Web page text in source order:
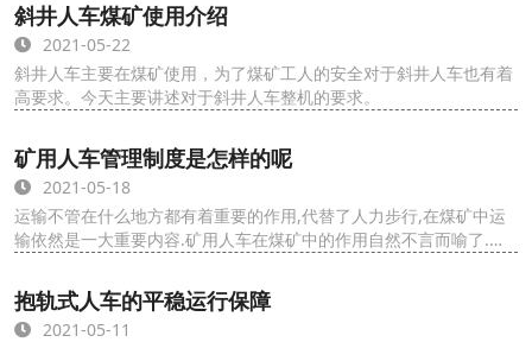
斜井人车煤矿使用介绍
2021-05-22
斜井人车主要在煤矿使用，为了煤矿工人的安全对于斜井人车也有着
高要求。今天主要讲述对于斜井人车整机的要求。
矿用人车管理制度是怎样的呢
2021-05-18
运输不管在什么地方都有着重要的作用,代替了人力步行,在煤矿中运
输依然是一大重要内容.矿用人车在煤矿中的作用自然不言而喻了.那
抱轨式人车的平稳运行保障
2021-05-11